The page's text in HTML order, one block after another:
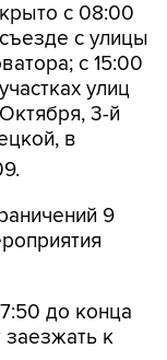
с 08:00
с улицы
с 15:00
улиц
3-й
в
9
до конца
заезжать к